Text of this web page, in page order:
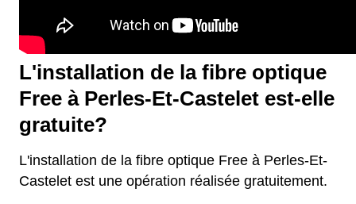
L'installation de la fibre optique
Free à Perles-Et-Castelet est-elle
gratuite?
L'installation de la fibre optique Free à Perles-Et-
Castelet est une opération réalisée gratuitement.